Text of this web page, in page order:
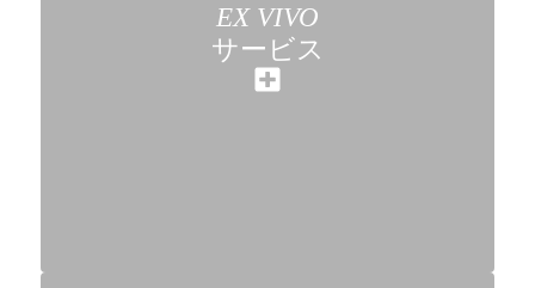
EX VIVO
サービス